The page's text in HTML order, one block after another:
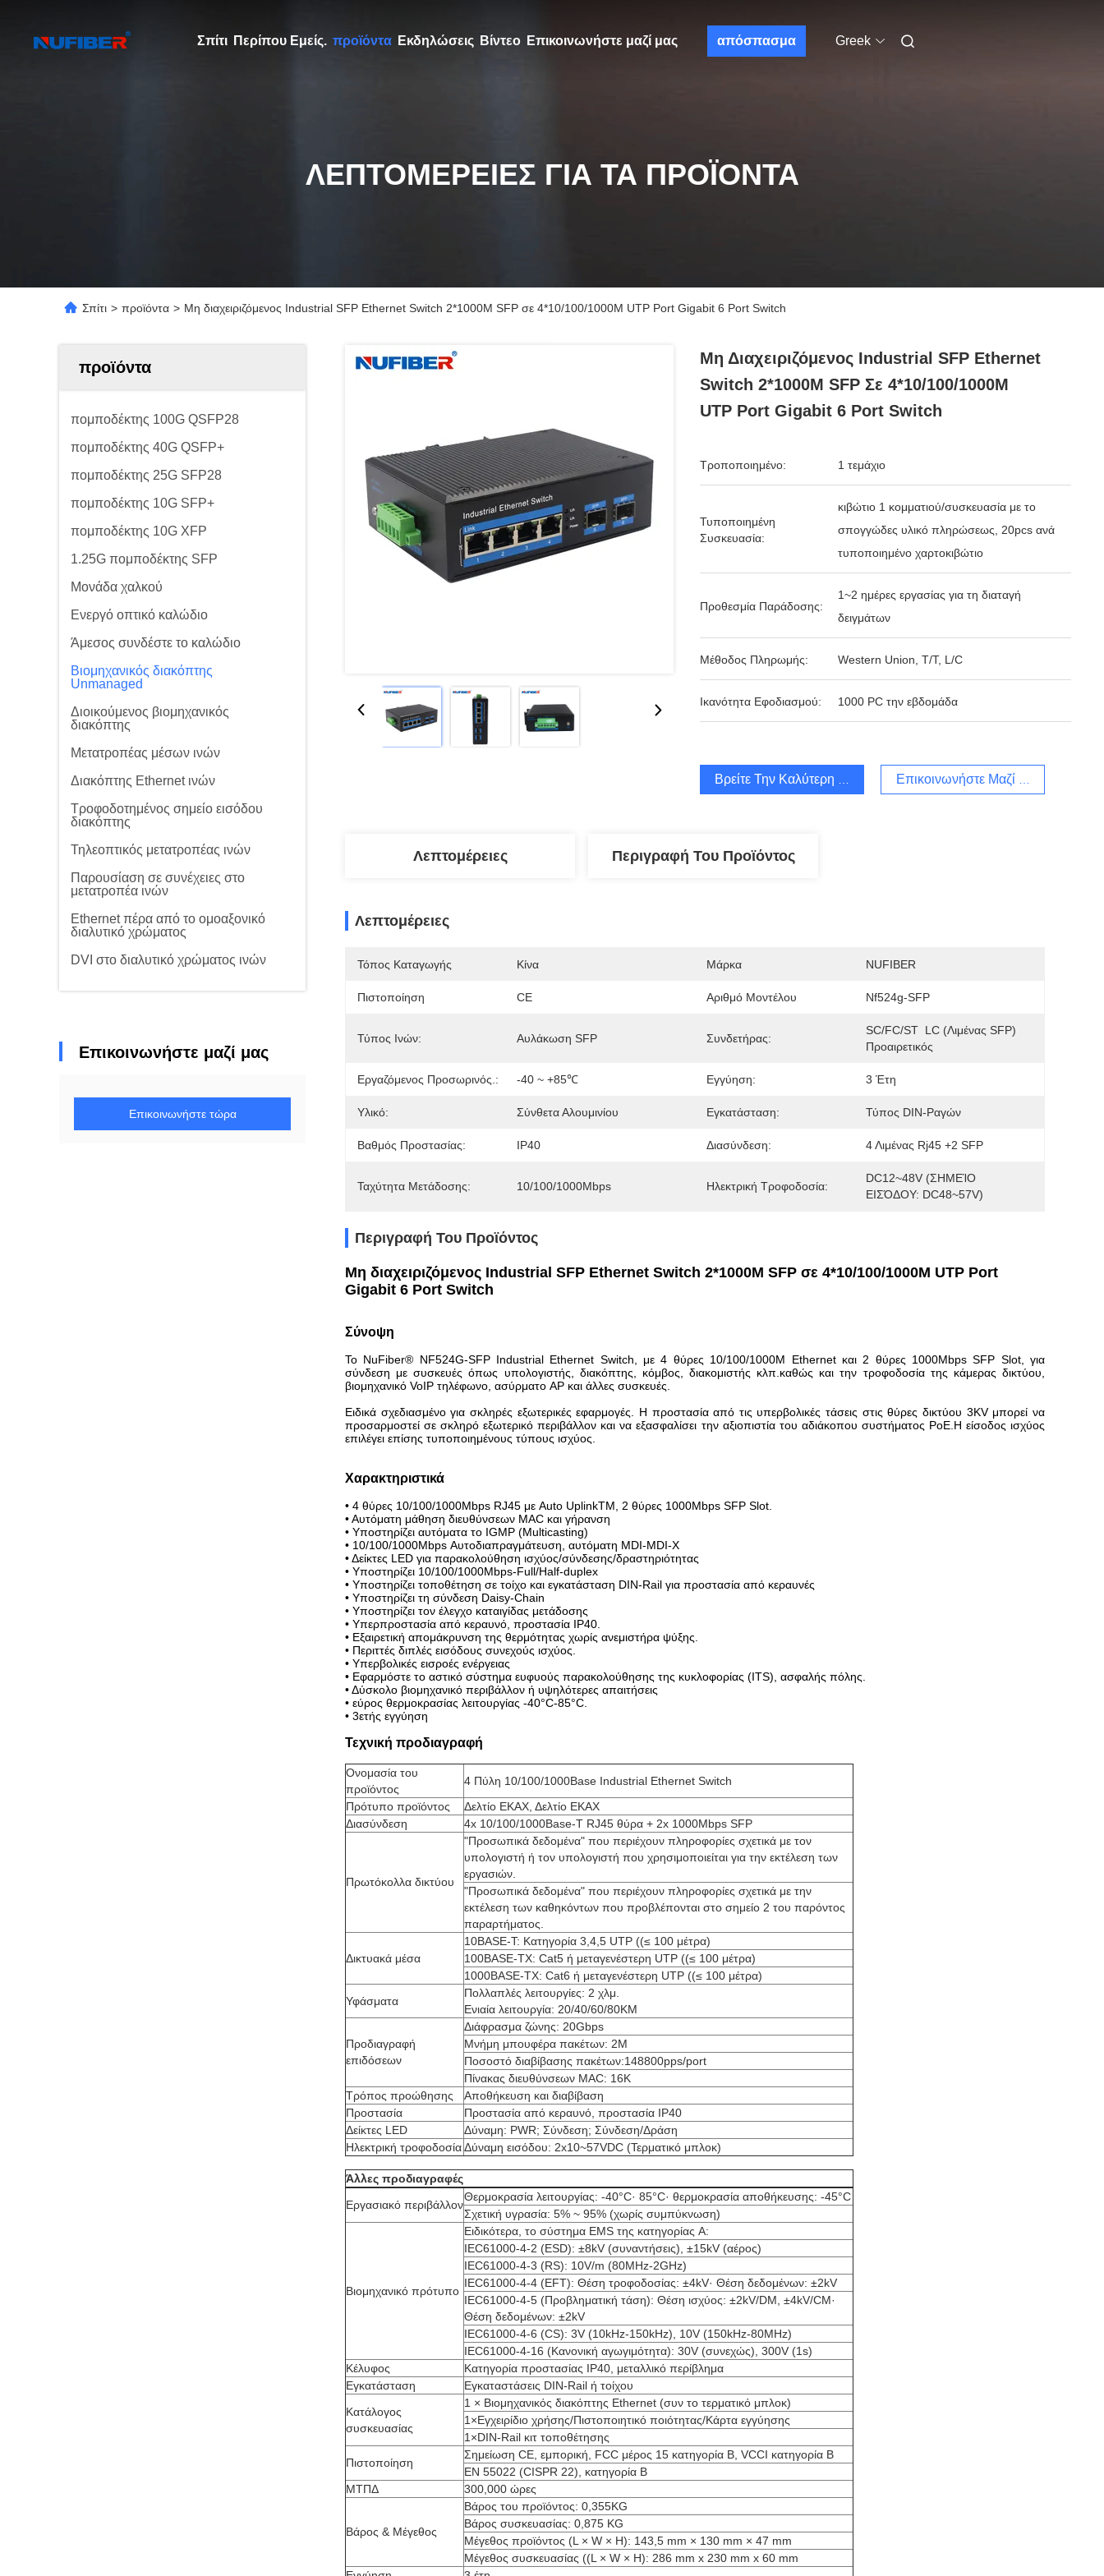
Σπίτι Περίπου Εμείς. προϊόντα Εκδηλώσεις Βίντεο Επικοινωνήστε μαζί μας απόσπασμα Greek
ΛΕΠΤΟΜΈΡΕΙΕΣ ΓΙΑ ΤΑ ΠΡΟΪΌΝΤΑ
Σπίτι > προϊόντα > Μη διαχειριζόμενος Industrial SFP Ethernet Switch 2*1000M SFP σε 4*10/100/1000M UTP Port Gigabit 6 Port Switch
προϊόντα
πομποδέκτης 100G QSFP28
πομποδέκτης 40G QSFP+
πομποδέκτης 25G SFP28
πομποδέκτης 10G SFP+
πομποδέκτης 10G XFP
1.25G πομποδέκτης SFP
Μονάδα χαλκού
Ενεργό οπτικό καλώδιο
Άμεσος συνδέστε το καλώδιο
Βιομηχανικός διακόπτης
Unmanaged
Διοικούμενος βιομηχανικός
διακόπτης
Μετατροπέας μέσων ινών
Διακόπτης Ethernet ινών
Τροφοδοτημένος σημείο εισόδου
διακόπτης
Τηλεοπτικός μετατροπέας ινών
Παρουσίαση σε συνέχειες στο
μετατροπέα ινών
Ethernet πέρα από το ομοαξονικό
διαλυτικό χρώματος
DVI στο διαλυτικό χρώματος ινών
Επικοινωνήστε μαζί μας
Επικοινωνήστε τώρα
Μη Διαχειριζόμενος Industrial SFP Ethernet
Switch 2*1000M SFP Σε 4*10/100/1000M
UTP Port Gigabit 6 Port Switch
Τροποποιημένο: 1 τεμάχιο
Τυποποιημένη
Συσκευασία:
κιβώτιο 1 κομματιού/συσκευασία με το
σπογγώδες υλικό πληρώσεως, 20pcs ανά
τυποποιημένο χαρτοκιβώτιο
Προθεσμία Παράδοσης:
1~2 ημέρες εργασίας για τη διαταγή
δειγμάτων
Μέθοδος Πληρωμής: Western Union, T/T, L/C
Ικανότητα Εφοδιασμού: 1000 PC την εβδομάδα
Βρείτε Την Καλύτερη Τιμή Επικοινωνήστε Μαζί Μας
Λεπτομέρειες Περιγραφή Του Προϊόντος
Λεπτομέρειες
Τόπος Καταγωγής Κίνα Μάρκα NUFIBER
Πιστοποίηση CE Αριθμό Μοντέλου Nf524g-SFP
Τύπος Ινών: Αυλάκωση SFP Συνδετήρας:
SC/FC/ST  LC (λιμένας SFP)
Προαιρετικός
Εργαζόμενος Προσωρινός.: -40 ~ +85℃ Εγγύηση: 3 Έτη
Υλικό: Σύνθετα Αλουμινίου Εγκατάσταση: Τύπος DIN-Ραγών
Βαθμός Προστασίας: IP40 Διασύνδεση: 4 Λιμένας Rj45 +2 SFP
Ταχύτητα Μετάδοσης: 10/100/1000Mbps Ηλεκτρική Τροφοδοσία:
DC12~48V (ΣΗΜΕΊΟ
ΕΙΣΌΔΟΥ: DC48~57V)
Περιγραφή Του Προϊόντος
Μη διαχειριζόμενος Industrial SFP Ethernet Switch 2*1000M SFP σε 4*10/100/1000M UTP Port
Gigabit 6 Port Switch
Σύνοψη
Το NuFiber® NF524G-SFP Industrial Ethernet Switch, με 4 θύρες 10/100/1000M Ethernet και 2 θύρες 1000Mbps SFP Slot, για
σύνδεση με συσκευές όπως υπολογιστής, διακόπτης, κόμβος, διακομιστής κλπ.καθώς και την τροφοδοσία της κάμερας δικτύου,
βιομηχανικό VoIP τηλέφωνο, ασύρματο AP και άλλες συσκευές.
Ειδικά σχεδιασμένο για σκληρές εξωτερικές εφαρμογές. Η προστασία από τις υπερβολικές τάσεις στις θύρες δικτύου 3KV μπορεί να
προσαρμοστεί σε σκληρό εξωτερικό περιβάλλον και να εξασφαλίσει την αξιοπιστία του αδιάκοπου συστήματος PoE.Η είσοδος ισχύος
επιλέγει επίσης τυποποιημένους τύπους ισχύος.
Χαρακτηριστικά
• 4 θύρες 10/100/1000Mbps RJ45 με Auto UplinkTM, 2 θύρες 1000Mbps SFP Slot.
• Αυτόματη μάθηση διευθύνσεων MAC και γήρανση
• Υποστηρίζει αυτόματα το IGMP (Multicasting)
• 10/100/1000Mbps Αυτοδιαπραγμάτευση, αυτόματη MDI-MDI-X
• Δείκτες LED για παρακολούθηση ισχύος/σύνδεσης/δραστηριότητας
• Υποστηρίζει 10/100/1000Mbps-Full/Half-duplex
• Υποστηρίζει τοποθέτηση σε τοίχο και εγκατάσταση DIN-Rail για προστασία από κεραυνές
• Υποστηρίζει τη σύνδεση Daisy-Chain
• Υποστηρίζει τον έλεγχο καταιγίδας μετάδοσης
• Υπερπροστασία από κεραυνό, προστασία IP40.
• Εξαιρετική απομάκρυνση της θερμότητας χωρίς ανεμιστήρα ψύξης.
• Περιττές διπλές εισόδους συνεχούς ισχύος.
• Υπερβολικές εισροές ενέργειας
• Εφαρμόστε το αστικό σύστημα ευφυούς παρακολούθησης της κυκλοφορίας (ITS), ασφαλής πόλης.
• Δύσκολο βιομηχανικό περιβάλλον ή υψηλότερες απαιτήσεις
• εύρος θερμοκρασίας λειτουργίας -40°C-85°C.
• 3ετής εγγύηση
Τεχνική προδιαγραφή
Ονομασία του
προϊόντος
4 Πύλη 10/100/1000Base Industrial Ethernet Switch
Πρότυπο προϊόντος
Δελτίο ΕΚΑΧ, Δελτίο ΕΚΑΧ
Διασύνδεση
4x 10/100/1000Base-T RJ45 θύρα + 2x 1000Mbps SFP
Πρωτόκολλα δικτύου
"Προσωπικά δεδομένα" που περιέχουν πληροφορίες σχετικά με τον
υπολογιστή ή τον υπολογιστή που χρησιμοποιείται για την εκτέλεση των
εργασιών.
"Προσωπικά δεδομένα" που περιέχουν πληροφορίες σχετικά με την
εκτέλεση των καθηκόντων που προβλέπονται στο σημείο 2 του παρόντος
παραρτήματος.
Δικτυακά μέσα
10BASE-T: Κατηγορία 3,4,5 UTP ((≤ 100 μέτρα)
100BASE-TX: Cat5 ή μεταγενέστερη UTP ((≤ 100 μέτρα)
1000BASE-TX: Cat6 ή μεταγενέστερη UTP ((≤ 100 μέτρα)
Υφάσματα
Πολλαπλές λειτουργίες: 2 χλμ.
Ενιαία λειτουργία: 20/40/60/80KM
Προδιαγραφή
επιδόσεων
Διάφρασμα ζώνης: 20Gbps
Μνήμη μπουφέρα πακέτων: 2M
Ποσοστό διαβίβασης πακέτων:148800pps/port
Πίνακας διευθύνσεων MAC: 16K
Τρόπος προώθησης
Αποθήκευση και διαβίβαση
Προστασία
Προστασία από κεραυνό, προστασία IP40
Δείκτες LED
Δύναμη: PWR; Σύνδεση; Σύνδεση/Δράση
Ηλεκτρική τροφοδοσίαΔύναμη εισόδου: 2x10~57VDC (Τερματικό μπλοκ)
Άλλες προδιαγραφές
Εργασιακό περιβάλλον
Θερμοκρασία λειτουργίας: -40°C· 85°C· θερμοκρασία αποθήκευσης: -45°C
Σχετική υγρασία: 5% ~ 95% (χωρίς συμπύκνωση)
Βιομηχανικό πρότυπο
Ειδικότερα, το σύστημα EMS της κατηγορίας A:
IEC61000-4-2 (ESD): ±8kV (συναντήσεις), ±15kV (αέρος)
IEC61000-4-3 (RS): 10V/m (80MHz-2GHz)
IEC61000-4-4 (EFT): Θέση τροφοδοσίας: ±4kV· Θέση δεδομένων: ±2kV
IEC61000-4-5 (Προβληματική τάση): Θέση ισχύος: ±2kV/DM, ±4kV/CM·
Θέση δεδομένων: ±2kV
IEC61000-4-6 (CS): 3V (10kHz-150kHz), 10V (150kHz-80MHz)
IEC61000-4-16 (Κανονική αγωγιμότητα): 30V (συνεχώς), 300V (1s)
Κέλυφος
Κατηγορία προστασίας IP40, μεταλλικό περίβλημα
Εγκατάσταση
Εγκαταστάσεις DIN-Rail ή τοίχου
Κατάλογος
συσκευασίας
1 × Βιομηχανικός διακόπτης Ethernet (συν το τερματικό μπλοκ)
1×Εγχειρίδιο χρήσης/Πιστοποιητικό ποιότητας/Κάρτα εγγύησης
1×DIN-Rail κιτ τοποθέτησης
Πιστοποίηση
Σημείωση CE, εμπορική, FCC μέρος 15 κατηγορία Β, VCCI κατηγορία Β
EN 55022 (CISPR 22), κατηγορία Β
ΜΤΠΔ
300,000 ώρες
Βάρος & Μέγεθος
Βάρος του προϊόντος: 0,355KG
Βάρος συσκευασίας: 0,875 KG
Μέγεθος προϊόντος (L × W × H): 143,5 mm × 130 mm × 47 mm
Μέγεθος συσκευασίας ((L × W × H): 286 mm x 230 mm x 60 mm